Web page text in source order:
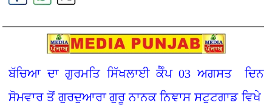
ਬੱਚਿਆ ਦਾ ਗੁਰਮਤਿ ਸਿੱਖਲਾਈ ਕੈੰਪ 03 ਅਗਸਤ ਦਿਨ
ਸੋਮਵਾਰ ਤੋਂ ਗੁਰਦੁਆਰਾ ਗੁਰੂ ਨਾਨਕ ਨਿਞਾਸ ਸਟੁਟਗਾਡ ਵਿਖੇ